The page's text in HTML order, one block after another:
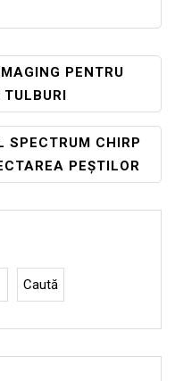
PENTRU
SPECTRUM CHIRP
PEȘTILOR
Caută